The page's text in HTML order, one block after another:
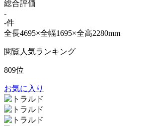
総合評価
-
-件
全長4695×全幅1695×全高2280mm
閲覧人気ランキング
809位
お気に入り